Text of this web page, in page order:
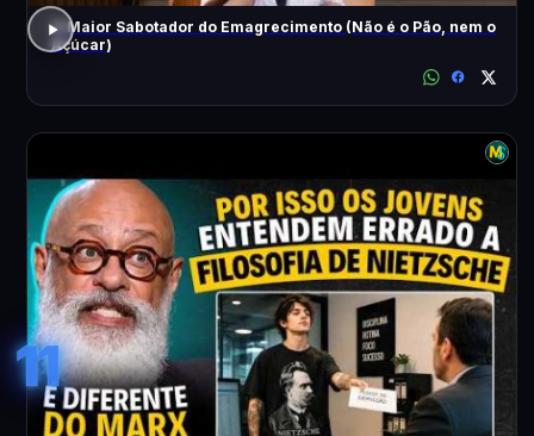
O Maior Sabotador do Emagrecimento (Não é o Pão, nem o
Açúcar)
11